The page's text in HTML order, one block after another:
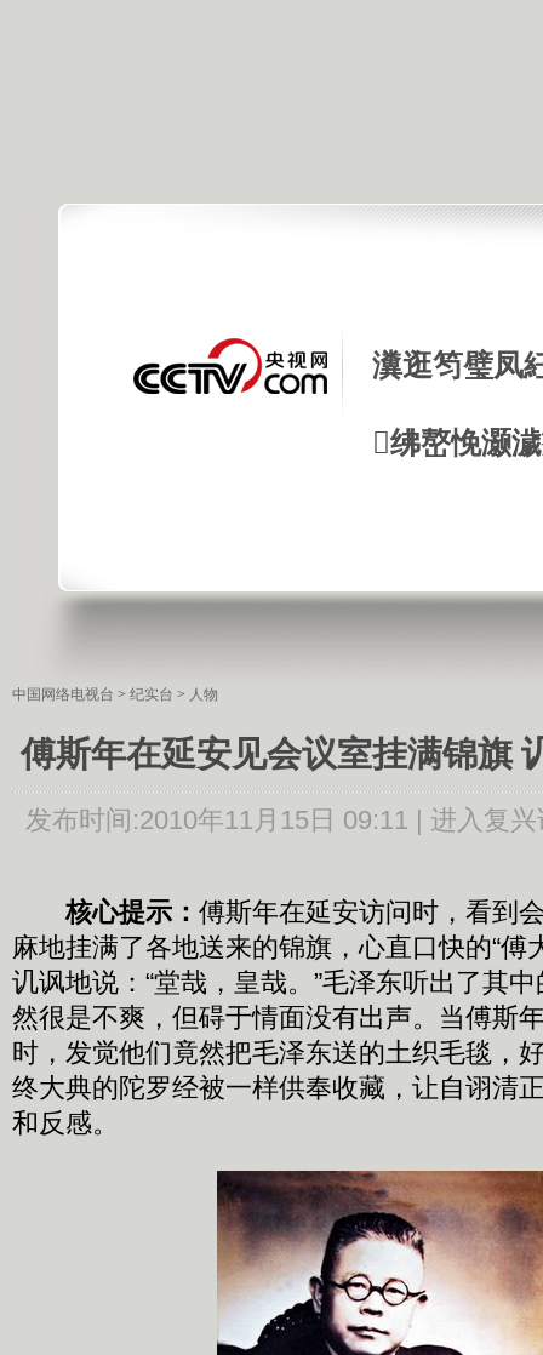
瀵逛笉璧凤
绋嶅悗灏
中国网络电视台 > 纪实台 > 人物
傅斯年在延安见会议室挂满锦旗
发布时间:2010年11月15日 09:11 | 进入复兴
核心提示： 傅斯年在延安访问时，看到
麻地挂满了各地送来的锦旗，心直口快的“傅
讥讽地说：“堂哉，皇哉。”毛泽东听出了其
然很是不爽，但碍于情面没有出声。当傅斯
时，发觉他们竟然把毛泽东送的土织毛毯，
终大典的陀罗经被一样供奉收藏，让自诩清
和反感。